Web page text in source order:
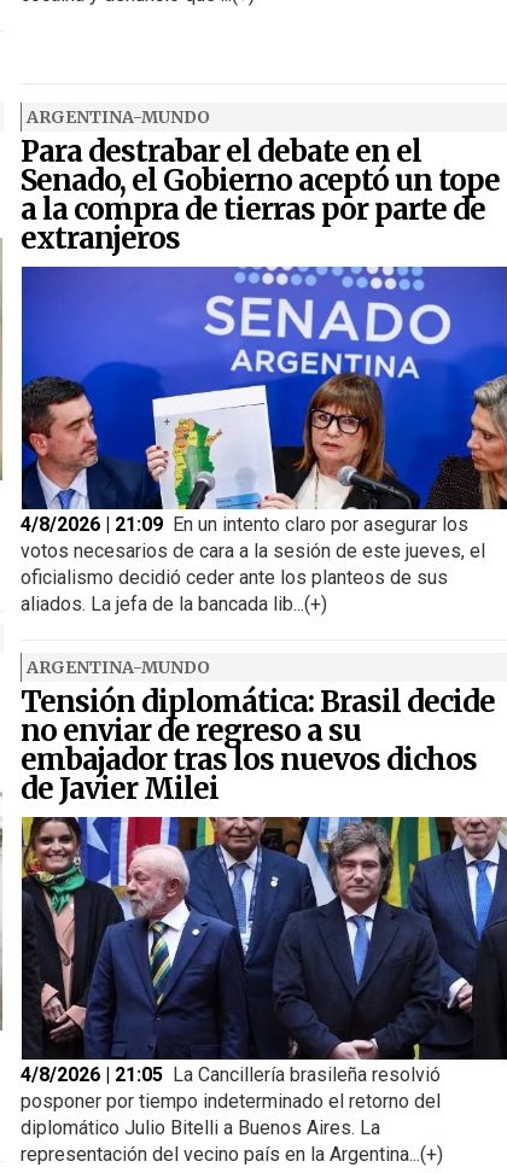
ARGENTINA-MUNDO
Para destrabar el debate en el
Senado, el Gobierno aceptó un tope
a la compra de tierras por parte de
extranjeros
4/8/2026 | 21:09 En un intento claro por asegurar los
votos necesarios de cara a la sesión de este jueves, el
oficialismo decidió ceder ante los planteos de sus
aliados. La jefa de la bancada lib...(+)
ARGENTINA-MUNDO
Tensión diplomática: Brasil decide
no enviar de regreso a su
embajador tras los nuevos dichos
de Javier Milei
4/8/2026 | 21:05 La Cancillería brasileña resolvió
posponer por tiempo indeterminado el retorno del
diplomático Julio Bitelli a Buenos Aires. La
representación del vecino país en la Argentina...(+)